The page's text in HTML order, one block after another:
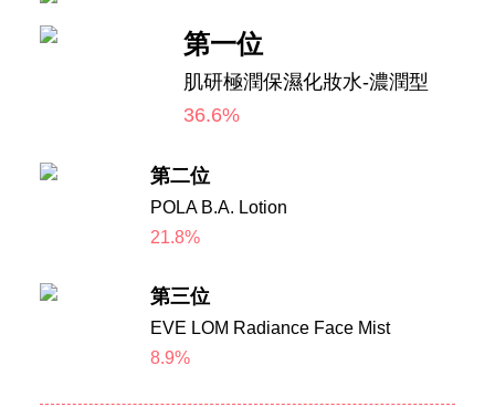
第一位
肌研極潤保濕化妝水-濃潤型
36.6%
第二位
POLA B.A. Lotion
21.8%
第三位
EVE LOM Radiance Face Mist
8.9%